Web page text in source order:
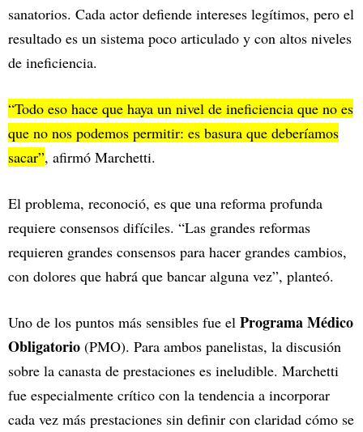
sanatorios. Cada actor defiende intereses legítimos, pero el
resultado es un sistema poco articulado y con altos niveles
de ineficiencia.
“Todo eso hace que haya un nivel de ineficiencia que no es
que no nos podemos permitir: es basura que deberíamos
sacar”, afirmó Marchetti.
El problema, reconoció, es que una reforma profunda
requiere consensos difíciles. “Las grandes reformas
requieren grandes consensos para hacer grandes cambios,
con dolores que habrá que bancar alguna vez”, planteó.
Uno de los puntos más sensibles fue el Programa Médico
Obligatorio (PMO). Para ambos panelistas, la discusión
sobre la canasta de prestaciones es ineludible. Marchetti
fue especialmente crítico con la tendencia a incorporar
cada vez más prestaciones sin definir con claridad cómo se